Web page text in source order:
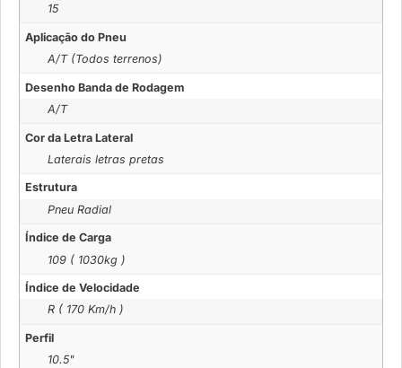
15
Aplicação do Pneu
A/T (Todos terrenos)
Desenho Banda de Rodagem
A/T
Cor da Letra Lateral
Laterais letras pretas
Estrutura
Pneu Radial
Índice de Carga
109 ( 1030kg )
Índice de Velocidade
R ( 170 Km/h )
Perfil
10.5"